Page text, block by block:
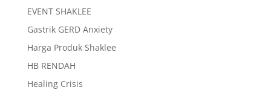
EVENT SHAKLEE
Gastrik GERD Anxiety
Harga Produk Shaklee
HB RENDAH
Healing Crisis